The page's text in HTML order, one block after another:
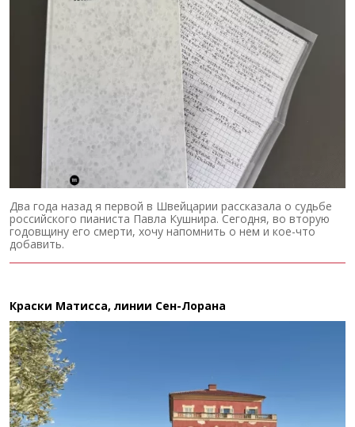
Два года назад я первой в Швейцарии рассказала о судьбе
российского пианиста Павла Кушнира. Сегодня, во вторую
годовщину его смерти, хочу напомнить о нем и кое-что
добавить.
Краски Матисса, линии Сен-Лорана